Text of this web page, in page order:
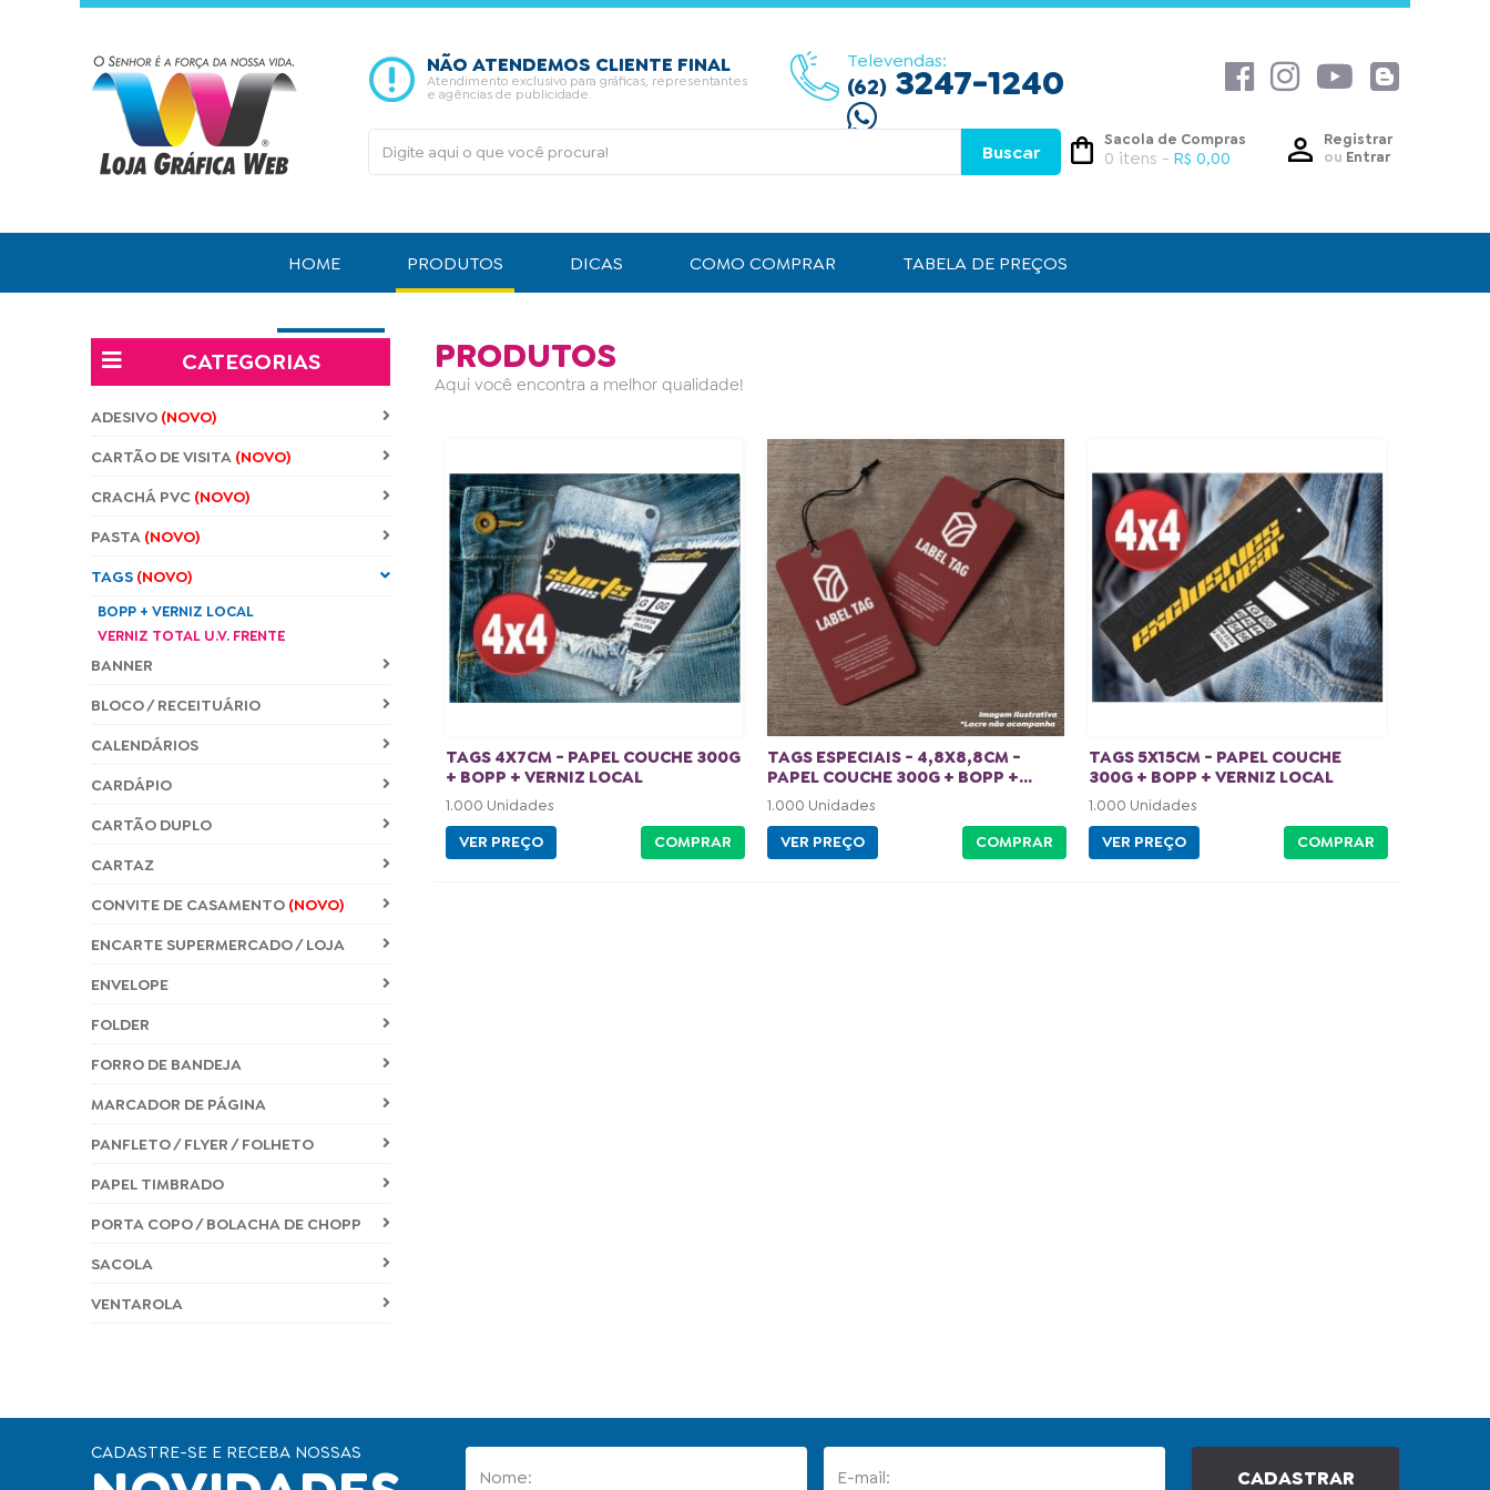
NÃO ATENDEMOS CLIENTE FINAL
Atendimento exclusivo para gráficas, representantes
e agências de publicidade.
Televendas:
(62) 3247-1240
Sacola de Compras
0 itens - R$ 0,00
Registrar
ou Entrar
HOME PRODUTOS DICAS COMO COMPRAR
TABELA DE PREÇOS
CATEGORIAS
ADESIVO (NOVO)
CARTÃO DE VISITA (NOVO)
CRACHÁ PVC (NOVO)
PASTA (NOVO)
TAGS (NOVO)
BOPP + VERNIZ LOCAL
VERNIZ TOTAL U.V. FRENTE
BANNER
BLOCO / RECEITUÁRIO
CALENDÁRIOS
CARDÁPIO
CARTÃO DUPLO
CARTAZ
CONVITE DE CASAMENTO (NOVO)
ENCARTE SUPERMERCADO / LOJA
ENVELOPE
FOLDER
FORRO DE BANDEJA
MARCADOR DE PÁGINA
PANFLETO / FLYER / FOLHETO
PAPEL TIMBRADO
PORTA COPO / BOLACHA DE CHOPP
SACOLA
VENTAROLA
PRODUTOS
Aqui você encontra a melhor qualidade!
TAGS 4X7CM - PAPEL COUCHE 300G
+ BOPP + VERNIZ LOCAL
1.000 Unidades
VER PREÇO COMPRAR
TAGS ESPECIAIS - 4,8X8,8CM -
PAPEL COUCHE 300G + BOPP +...
1.000 Unidades
VER PREÇO COMPRAR
TAGS 5X15CM - PAPEL COUCHE
300G + BOPP + VERNIZ LOCAL
1.000 Unidades
VER PREÇO COMPRAR
CADASTRE-SE E RECEBA NOSSAS